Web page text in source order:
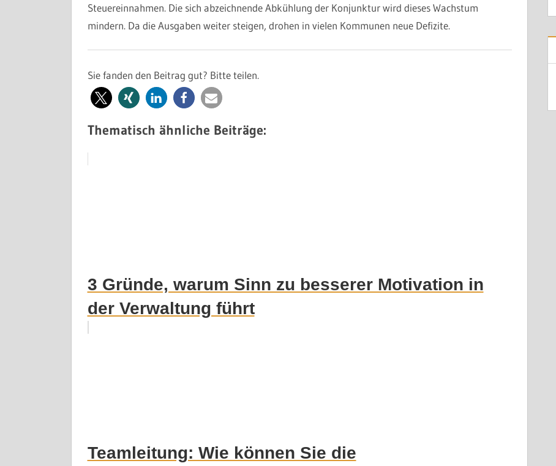
Steuereinnahmen. Die sich abzeichnende Abkühlung der Konjunktur wird dieses Wachstum
mindern. Da die Ausgaben weiter steigen, drohen in vielen Kommunen neue Defizite.
Sie fanden den Beitrag gut? Bitte teilen.
Thematisch ähnliche Beiträge:
3 Gründe, warum Sinn zu besserer Motivation in
der Verwaltung führt
Teamleitung: Wie können Sie die